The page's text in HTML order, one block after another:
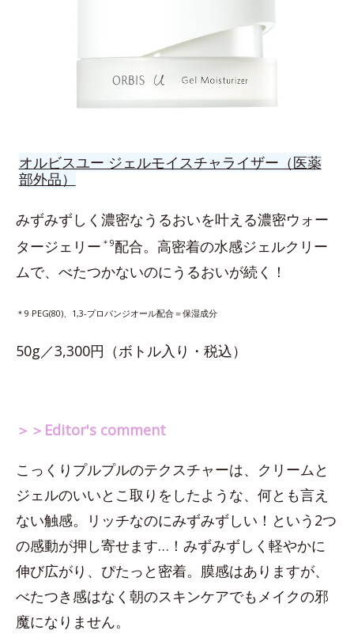
オルビスユー ジェルモイスチャライザー（医薬
部外品）
みずみずしく濃密なうるおいを叶える濃密ウォー
タージェリー ＊9配合。高密着の水感ジェルクリー
ムで、べたつかないのにうるおいが続く！
＊9 PEG(80)、1,3-プロパンジオール配合＝保湿成分
50g／3,300円（ボトル入り・税込）
＞＞Editor's comment
こっくりプルプルのテクスチャーは、クリームと
ジェルのいいとこ取りをしたような、何とも言え
ない触感。リッチなのにみずみずしい！という2つ
の感動が押し寄せます…！みずみずしく軽やかに
伸び広がり、ぴたっと密着。膜感はありますが、
べたつき感はなく朝のスキンケアでもメイクの邪
魔になりません。